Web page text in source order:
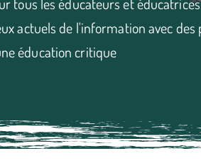
actuels de l'information avec
éducation critique